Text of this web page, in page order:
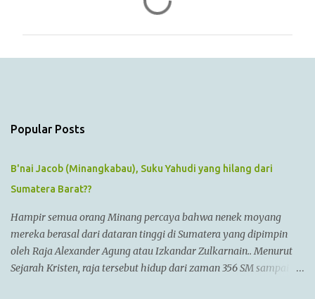
s
Popular Posts
B'nai Jacob (Minangkabau), Suku Yahudi yang hilang dari
Sumatera Barat??
Hampir semua orang Minang percaya bahwa nenek moyang
mereka berasal dari dataran tinggi di Sumatera yang dipimpin
oleh Raja Alexander Agung atau Izkandar Zulkarnain.. Menurut
Sejarah Kristen, raja tersebut hidup dari zaman 356 SM sampai